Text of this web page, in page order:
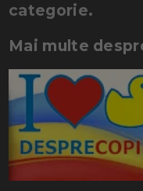
categorie.
Mai multe